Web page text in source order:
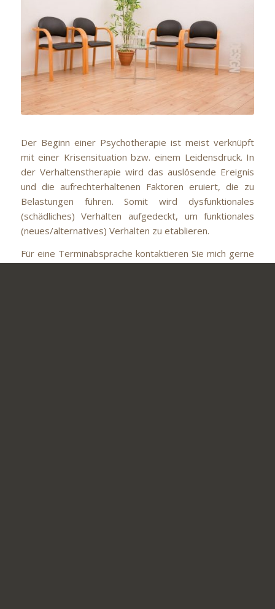
Der Beginn einer Psychotherapie ist meist verknüpft
mit einer Krisensituation bzw. einem Leidensdruck. In
der Verhaltenstherapie wird das auslösende Ereignis
und die aufrechterhaltenen Faktoren eruiert, die zu
Belastungen führen. Somit wird dysfunktionales
(schädliches) Verhalten aufgedeckt, um funktionales
(neues/alternatives) Verhalten zu etablieren.
Für eine Terminabsprache kontaktieren Sie mich gerne